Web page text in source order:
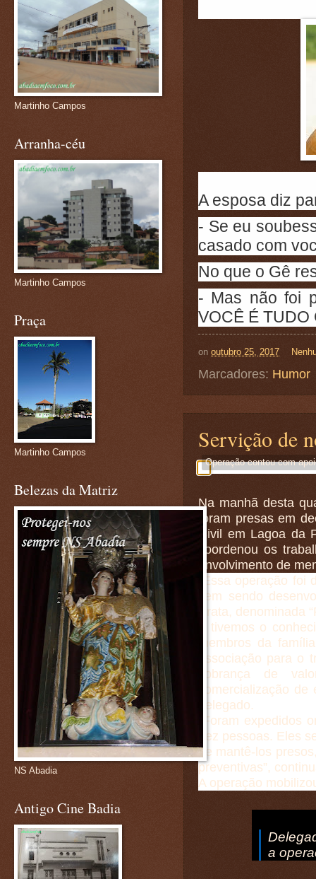
A esposa diz
- Se eu
casado com
No que o Gê
- Mas não foi
VOCÊ É TUDO
on outubro 25, 2017
Marcadores: Humor
Servição de
Operação contou com
Na manhã desta
foram presas em
Civil em Lagoa da
coordenou os
envolvimento de
“Essa operação
vem sendo
Prata, denominada
e tivemos o
membros da
associação para o
cobrança de
comercialização
delegado.
“Foram expedidos
dez pessoas. Eles
de mantê-los
preventivas”,
A operação
a
Martinho Campos
Arranha-céu
Martinho Campos
Praça
Martinho Campos
Belezas da Matriz
NS Abadia
Antigo Cine Badia